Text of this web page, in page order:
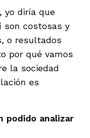
yo diría que
son costosas y
o resultados
por qué vamos
la sociedad
es
podido analizar